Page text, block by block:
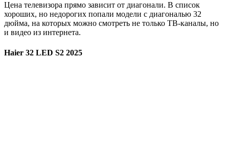
Цена телевизора прямо зависит от диагонали. В список
хороших, но недорогих попали модели с диагональю 32
дюйма, на которых можно смотреть не только ТВ-каналы, но
и видео из интернета.
Haier 32 LED S2 2025